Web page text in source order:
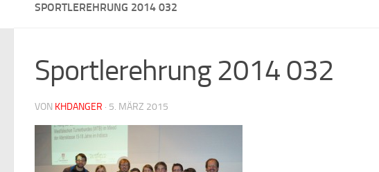
SPORTLEREHRUNG 2014 032
Sportlerehrung 2014 032
VON KHDANGER · 5. MÄRZ 2015